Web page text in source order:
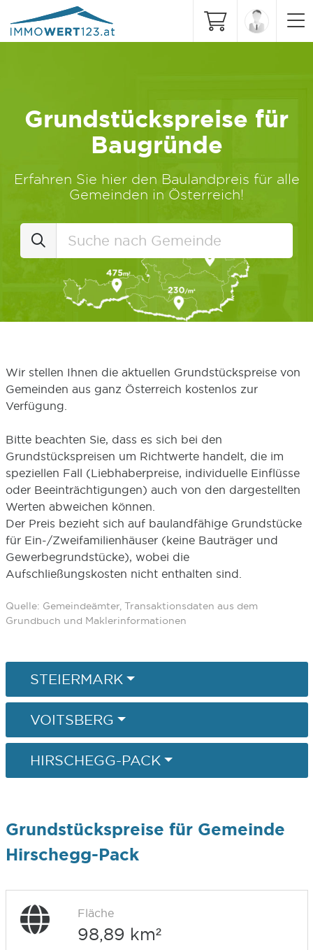
Grundstückspreise für
Baugründe
Erfahren Sie hier den Baulandpreis für alle
Gemeinden in Österreich!
Wir stellen Ihnen die aktuellen Grundstückspreise von
Gemeinden aus ganz Österreich kostenlos zur
Verfügung.
Bitte beachten Sie, dass es sich bei den
Grundstückspreisen um Richtwerte handelt, die im
speziellen Fall (Liebhaberpreise, individuelle Einflüsse
oder Beeinträchtigungen) auch von den dargestellten
Werten abweichen können.
Der Preis bezieht sich auf baulandfähige Grundstücke
für Ein-/Zweifamilienhäuser (keine Bauträger und
Gewerbegrundstücke), wobei die
Aufschließungskosten nicht enthalten sind.
Quelle: Gemeindeämter, Transaktionsdaten aus dem
Grundbuch und Maklerinformationen
STEIERMARK
VOITSBERG
HIRSCHEGG-PACK
Grundstückspreise für Gemeinde
Hirschegg-Pack
Fläche
98,89 km²